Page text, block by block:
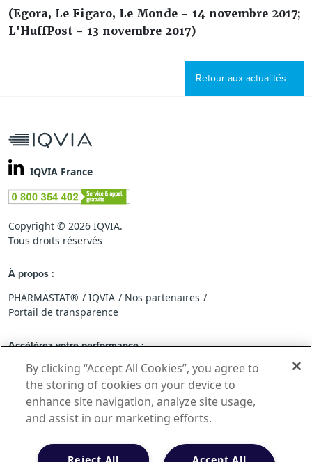
(Egora, Le Figaro, Le Monde - 14 novembre 2017;
L'HuffPost - 13 novembre 2017)
Retour aux actualités
IQVIA France
Copyright © 2026 IQVIA.
Tous droits réservés
À propos :
PHARMASTAT® IQVIA
Nos partenaires
Portail de transparence
Accélérez votre performance :
Rejoindre le réseau PHARMASTAT®
Feedback standard
Application IQVIA PHARMASTAT®Mobile
Analysez les tendances :
Marché de la vente libre en France
By clicking “Accept All Cookies”, you agree to
the storing of cookies on your device to
enhance site navigation, analyze site usage,
and assist in our marketing efforts.